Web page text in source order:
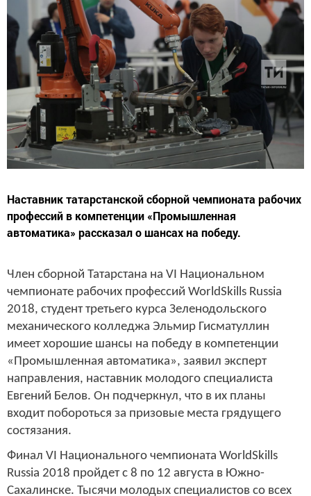
Наставник татарстанской сборной чемпионата рабочих
профессий в компетенции «Промышленная
автоматика» рассказал о шансах на победу.
Член сборной Татарстана на VI Национальном
чемпионате рабочих профессий WorldSkills Russia
2018, студент третьего курса Зеленодольского
механического колледжа Эльмир Гисматуллин
имеет хорошие шансы на победу в компетенции
«Промышленная автоматика», заявил эксперт
направления, наставник молодого специалиста
Евгений Белов. Он подчеркнул, что в их планы
входит побороться за призовые места грядущего
состязания.
Финал VI Национального чемпионата WorldSkills
Russia 2018 пройдет с 8 по 12 августа в Южно-
Сахалинске. Тысячи молодых специалистов со всех